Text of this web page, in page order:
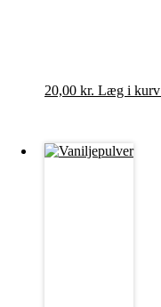
20,00 kr. Læg i kurv